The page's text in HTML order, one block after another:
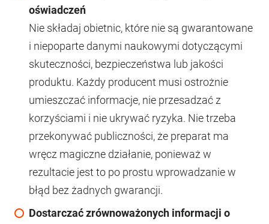
oświadczeń
Nie składaj obietnic, które nie są gwarantowane
i niepoparte danymi naukowymi dotyczącymi
skuteczności, bezpieczeństwa lub jakości
produktu. Każdy producent musi ostrożnie
umieszczać informacje, nie przesadzać z
korzyściami i nie ukrywać ryzyka. Nie trzeba
przekonywać publiczności, że preparat ma
wręcz magiczne działanie, ponieważ w
rezultacie jest to po prostu wprowadzanie w
błąd bez żadnych gwarancji.
Dostarczać zrównoważonych informacji o